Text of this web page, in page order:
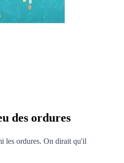
des ordures
les ordures. On dirait qu'il